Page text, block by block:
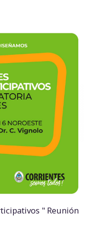
" Reunión